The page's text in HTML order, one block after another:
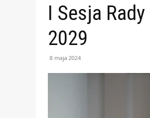
I Sesja
2029
8 maja 2024